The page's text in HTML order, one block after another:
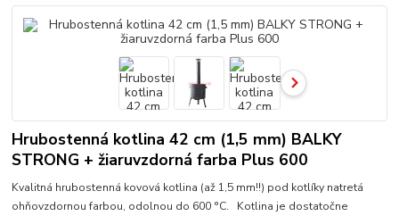
Hrubostenná kotlina 42 cm (1,5 mm) BALKY
STRONG + žiaruvzdorná farba Plus 600
Kvalitná hrubostenná kovová kotlina (až 1,5 mm!!) pod kotlíky natretá
ohňovzdornou farbou, odolnou do 600 °C. Kotlina je dostatočne